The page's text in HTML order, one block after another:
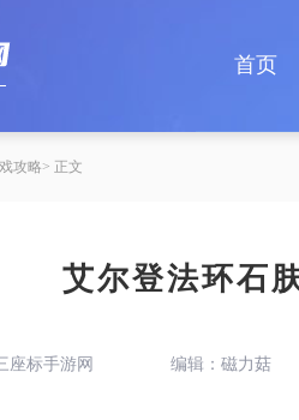
首页
攻略 正文
艾尔登法环石
座标手游网 编辑：磁力菇